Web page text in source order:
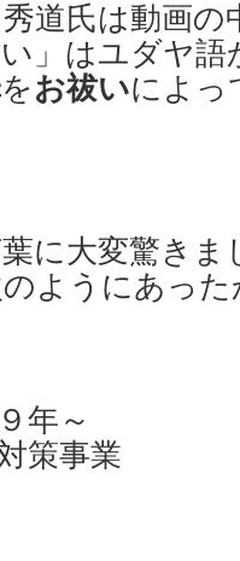
道氏は動画の
」はユダヤ
をお祓いによっ
に大変驚きま
ようにあっ
年～
策事業